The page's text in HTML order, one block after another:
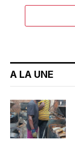
A LA UNE